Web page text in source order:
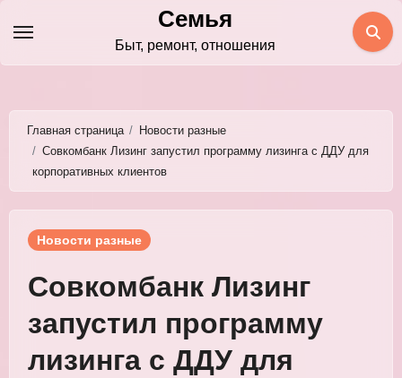
содержимому
Семья
Быт, ремонт, отношения
Главная страница
Новости разные
Совкомбанк Лизинг запустил программу лизинга с ДДУ для
корпоративных клиентов
Новости разные
Совкомбанк Лизинг
запустил программу
лизинга с ДДУ для